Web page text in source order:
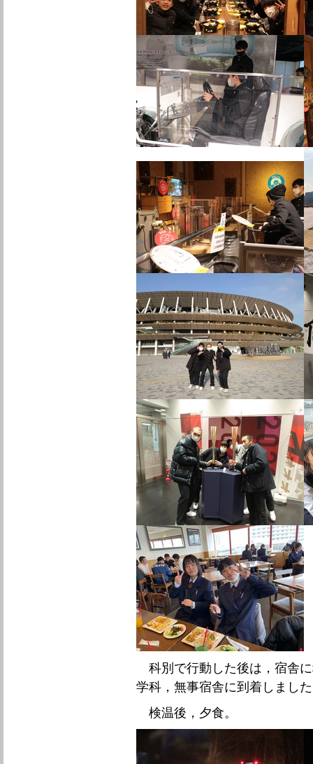
科別で行動した後は，宿舎
学科，無事宿舎に到着しまし
検温後，夕食。